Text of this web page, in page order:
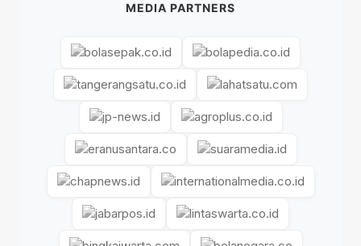
MEDIA PARTNERS